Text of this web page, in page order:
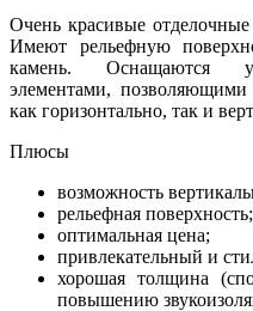
Очень красивые
Имеют рельефную
камень. Оснащаются
элементами, позволяющими
как горизонтально, так и
Плюсы
возможность
рельефная поверхность;
оптимальная цена;
привлекательный и
хорошая толщина
повышению